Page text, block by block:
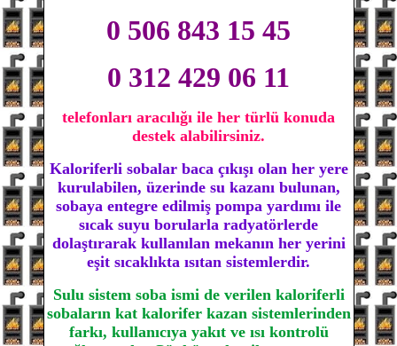
0 506 843 15 45
0 312 429 06 11
telefonları aracılığı ile her türlü konuda
destek alabilirsiniz.
Kaloriferli sobalar baca çıkışı olan her yere
kurulabilen, üzerinde su kazanı bulunan,
sobaya entegre edilmiş pompa yardımı ile
sıcak suyu borularla radyatörlerde
dolaştırarak kullanılan mekanın her yerini
eşit sıcaklıkta ısıtan sistemlerdir.
Sulu sistem soba ismi de verilen kaloriferli
sobaların kat kalorifer kazan sistemlerinden
farkı, kullanıcıya yakıt ve ısı kontrolü